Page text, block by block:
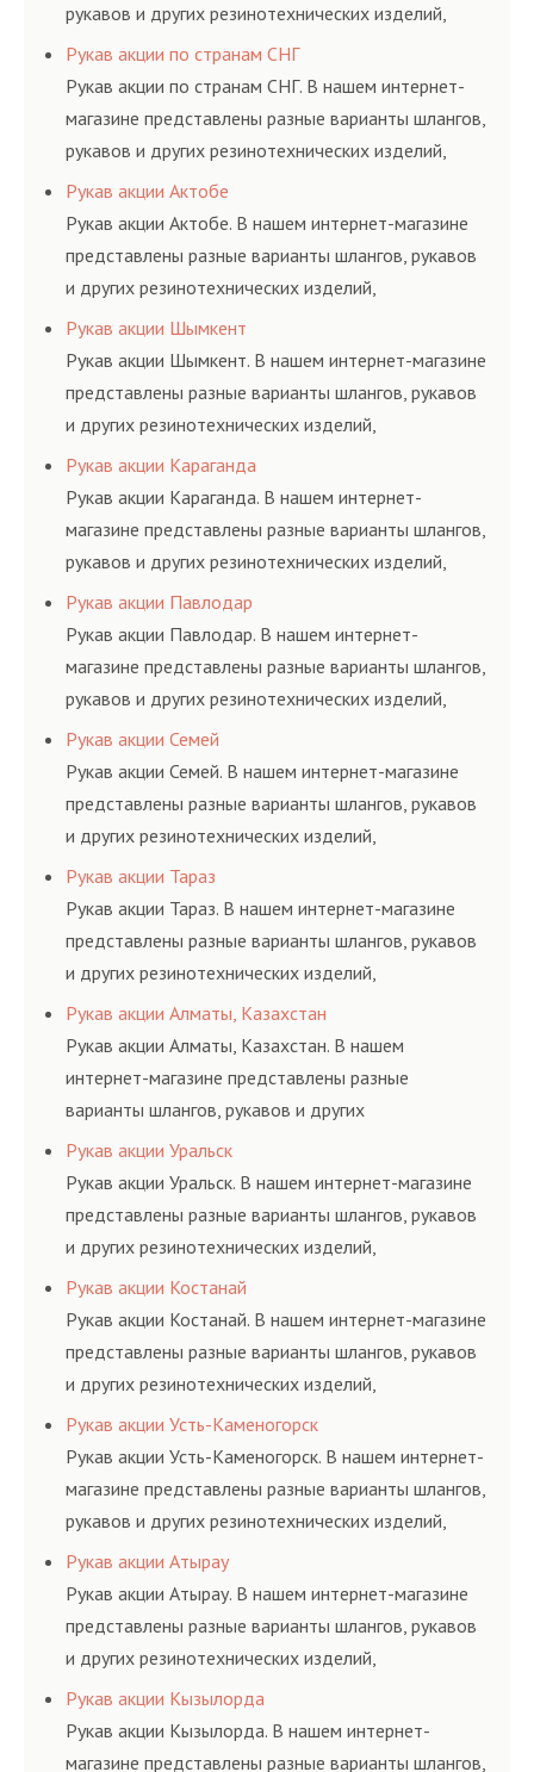
рукавов и других резинотехнических изделий,
соответствующих ГОСТам, техническим условиям
и нормативам.
Рукав акции по странам СНГ
Рукав акции по странам СНГ. В нашем интернет-
магазине представлены разные варианты шлангов,
рукавов и других резинотехнических изделий,
соответствующих ГОСТам, техническим условиям
и нормативам.
Рукав акции Актобе
Рукав акции Актобе. В нашем интернет-магазине
представлены разные варианты шлангов, рукавов
и других резинотехнических изделий,
соответствующих ГОСТам, техническим условиям
и нормативам.
Рукав акции Шымкент
Рукав акции Шымкент. В нашем интернет-магазине
представлены разные варианты шлангов, рукавов
и других резинотехнических изделий,
соответствующих ГОСТам, техническим условиям
и нормативам.
Рукав акции Караганда
Рукав акции Караганда. В нашем интернет-
магазине представлены разные варианты шлангов,
рукавов и других резинотехнических изделий,
соответствующих ГОСТам, техническим условиям
и нормативам.
Рукав акции Павлодар
Рукав акции Павлодар. В нашем интернет-
магазине представлены разные варианты шлангов,
рукавов и других резинотехнических изделий,
соответствующих ГОСТам, техническим условиям
и нормативам.
Рукав акции Семей
Рукав акции Семей. В нашем интернет-магазине
представлены разные варианты шлангов, рукавов
и других резинотехнических изделий,
соответствующих ГОСТам, техническим условиям
и нормативам.
Рукав акции Тараз
Рукав акции Тараз. В нашем интернет-магазине
представлены разные варианты шлангов, рукавов
и других резинотехнических изделий,
соответствующих ГОСТам, техническим условиям
и нормативам.
Рукав акции Алматы, Казахстан
Рукав акции Алматы, Казахстан. В нашем
интернет-магазине представлены разные
варианты шлангов, рукавов и других
резинотехнических изделий, соответствующих
ГОСТам, техническим условиям и нормативам.
Рукав акции Уральск
Рукав акции Уральск. В нашем интернет-магазине
представлены разные варианты шлангов, рукавов
и других резинотехнических изделий,
соответствующих ГОСТам, техническим условиям
и нормативам.
Рукав акции Костанай
Рукав акции Костанай. В нашем интернет-магазине
представлены разные варианты шлангов, рукавов
и других резинотехнических изделий,
соответствующих ГОСТам, техническим условиям
и нормативам.
Рукав акции Усть-Каменогорск
Рукав акции Усть-Каменогорск. В нашем интернет-
магазине представлены разные варианты шлангов,
рукавов и других резинотехнических изделий,
соответствующих ГОСТам, техническим условиям
и нормативам.
Рукав акции Атырау
Рукав акции Атырау. В нашем интернет-магазине
представлены разные варианты шлангов, рукавов
и других резинотехнических изделий,
соответствующих ГОСТам, техническим условиям
и нормативам.
Рукав акции Кызылорда
Рукав акции Кызылорда. В нашем интернет-
магазине представлены разные варианты шлангов,